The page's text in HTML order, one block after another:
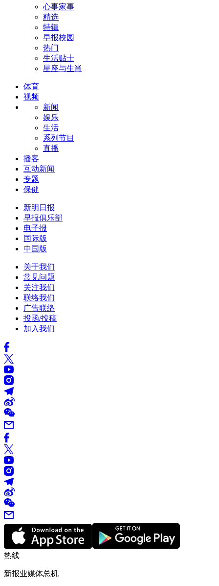
心事家事
精选
特辑
早报校园
热门
生活贴士
星座与生肖
体育
视频
新闻
娱乐
生活
系列节目
直播
播客
互动新闻
专题
保健
新明日报
早报俱乐部
电子报
国际版
中国版
关于我们
常见问题
关注我们
联络我们
广告联络
投函/投稿
加入我们
热线
新报业媒体总机